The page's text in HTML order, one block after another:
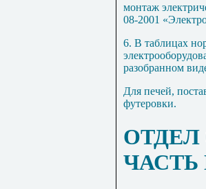
монтаж
08-2001
6. В таблицах
разобранном
Для печей,
футеровки.
ОТДЕЛ
ЧАСТЬ